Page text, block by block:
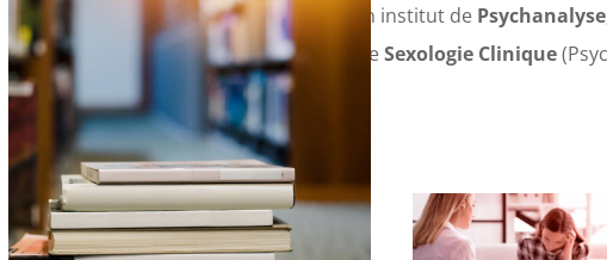
Edupsy®est un institut de Psychanalyse
d’Hypnose et deSexologie Clinique